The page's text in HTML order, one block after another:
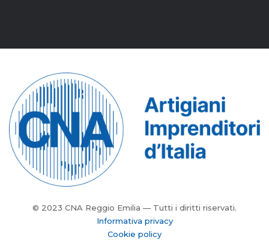
© 2023 CNA Reggio Emilia — Tutti i diritti riservati.
Informativa privacy
Cookie policy